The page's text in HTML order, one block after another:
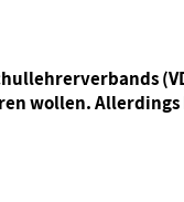
wollen.